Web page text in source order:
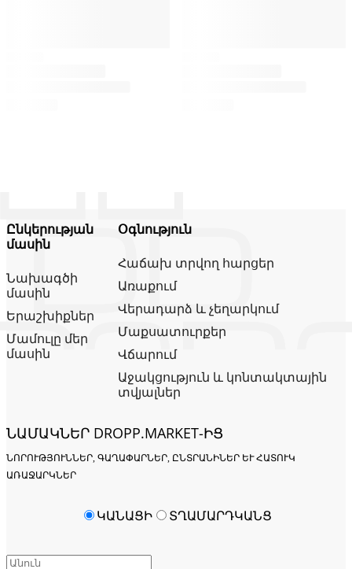
Ընկերության
մասին
Նախագծի
մասին
Երաշխիքներ
Մամուլը մեր
մասին
Օգնություն
Հաճախ տրվող հարցեր
Առաքում
Վերադարձ և չեղարկում
Մաքսատուրքեր
Վճարում
Աջակցություն և կոնտակտային
տվյալներ
ՆԱՄԱԿՆԵՐ DROPP.MARKET-ԻՑ
ՆՈՐՈՒԹՅՈՒՆՆԵՐ, ԳԱՂԱՓԱՐՆԵՐ, ԸՆՏՐԱՆԻՆԵՐ ԵՒ ՀԱՏՈՒԿ Ա
ՌԱՋԱՐԿՆԵՐ
ԿԱՆԱՑԻ ՏՂԱՄԱՐԴԿԱՆՑ